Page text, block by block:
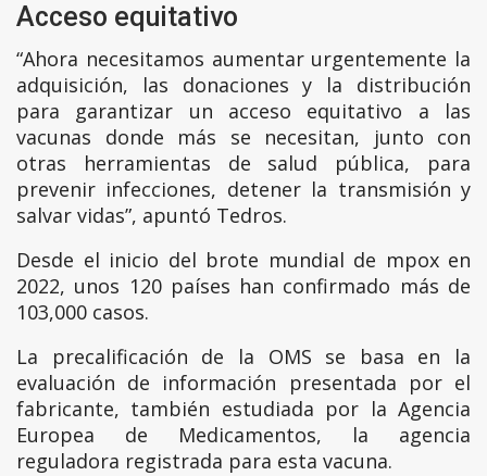
Acceso equitativo
“Ahora necesitamos aumentar urgentemente la
adquisición, las donaciones y la distribución
para garantizar un acceso equitativo a las
vacunas donde más se necesitan, junto con
otras herramientas de salud pública, para
prevenir infecciones, detener la transmisión y
salvar vidas”, apuntó Tedros.
Desde el inicio del brote mundial de mpox en
2022, unos 120 países han confirmado más de
103,000 casos.
La precalificación de la OMS se basa en la
evaluación de información presentada por el
fabricante, también estudiada por la Agencia
Europea de Medicamentos, la agencia
reguladora registrada para esta vacuna.